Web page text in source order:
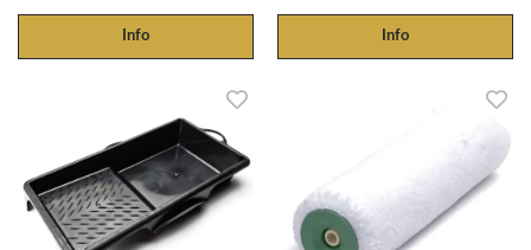
Info Info